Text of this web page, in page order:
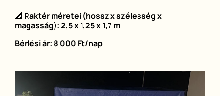
📐 Raktér méretei (hossz x szélesség x
magasság): 2,5 x 1,25 x 1,7 m
Bérlési ár: 8 000 Ft/nap
Image